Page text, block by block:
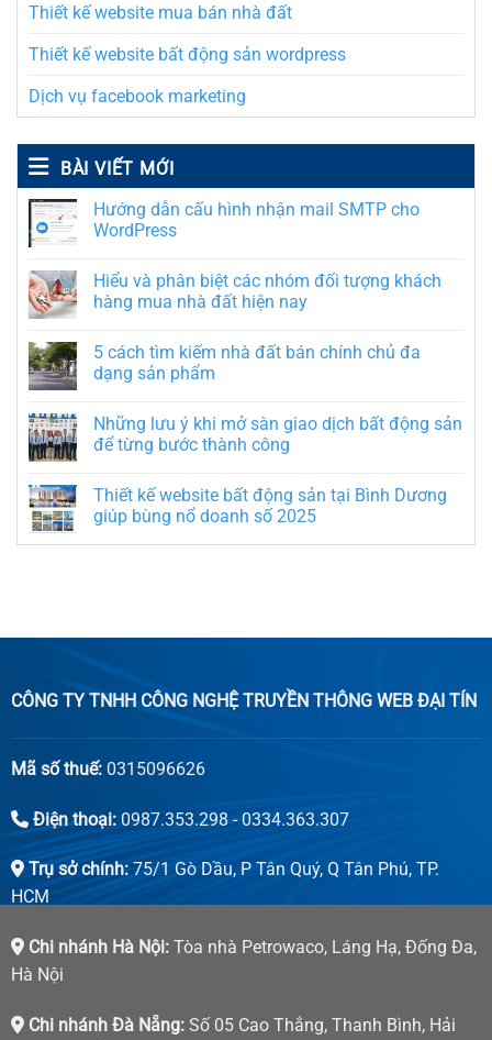
Thiết kế website mua bán nhà đất
Thiết kế website bất động sản wordpress
Dịch vụ facebook marketing
BÀI VIẾT MỚI
Hướng dẫn cấu hình nhận mail SMTP cho
WordPress
Hiểu và phân biệt các nhóm đối tượng khách
hàng mua nhà đất hiện nay
5 cách tìm kiếm nhà đất bán chính chủ đa
dạng sản phẩm
Những lưu ý khi mở sàn giao dịch bất động sản
để từng bước thành công
Thiết kế website bất động sản tại Bình Dương
giúp bùng nổ doanh số 2025
CÔNG TY TNHH CÔNG NGHỆ TRUYỀN THÔNG WEB ĐẠI TÍN
Mã số thuế:0315096626
Điện thoại:0987.353.298 - 0334.363.307
Trụ sở chính:75/1 Gò Dầu, P Tân Quý, Q Tân Phú, TP.
HCM
Chi nhánh Hà Nội:Tòa nhà Petrowaco, Láng Hạ, Đống Đa,
Hà Nội
Chi nhánh Đà Nẵng:Số 05 Cao Thắng, Thanh Bình, Hải